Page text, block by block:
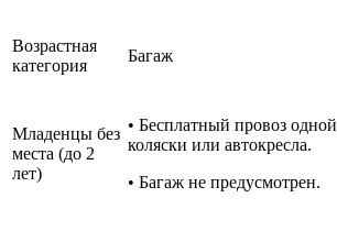
Возрастная
категория
Багаж
Младенцы без
места (до 2
лет)
• Бесплатный провоз одной
коляски или автокресла.
• Багаж не предусмотрен.